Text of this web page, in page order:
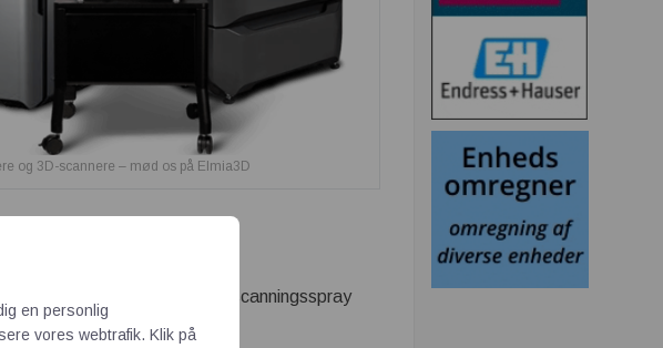
og 3D-scannere – mød os på Elmia3D
– op til
på scanningsspray
en personlig
vores webtrafik. Klik på